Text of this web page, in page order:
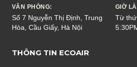
VĂN PHÒNG:
Số 7 Nguyễn Thị Định, Trung
Hòa, Cầu Giấy, Hà Nội
GIỜ
Từ
THÔNG TIN ECOAIR